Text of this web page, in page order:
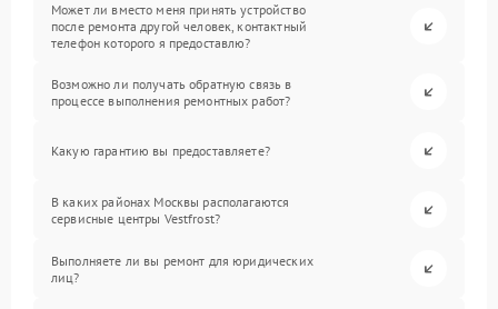
Может ли вместо меня принять устройство
после ремонта другой человек, контактный
телефон которого я предоставлю?
Возможно ли получать обратную связь в
процессе выполнения ремонтных работ?
Какую гарантию вы предоставляете?
В каких районах Москвы располагаются
сервисные центры Vestfrost?
Выполняете ли вы ремонт для юридических
лиц?